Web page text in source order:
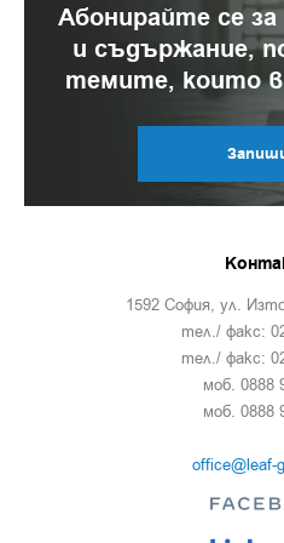
хидратация на цимента.
суперпластификатора са:
повишава плътността
подобрява качеството
намалява скоростите на
хигрометричното
повишава
намаленава
намалява загубата на
сегрегацията и
Как да направя
Абонирайте се
и съдържание,
темите, които
1592 София, ул.
тел./ факс:
тел./ факс:
моб. 0888
моб. 0888
office@leaf-